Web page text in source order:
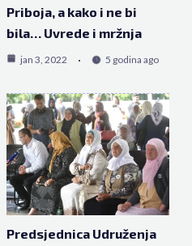
Priboja, a kako i ne bi
bila… Uvrede i mržnja
jan 3, 2022 5 godina ago
Predsjednica Udruženja